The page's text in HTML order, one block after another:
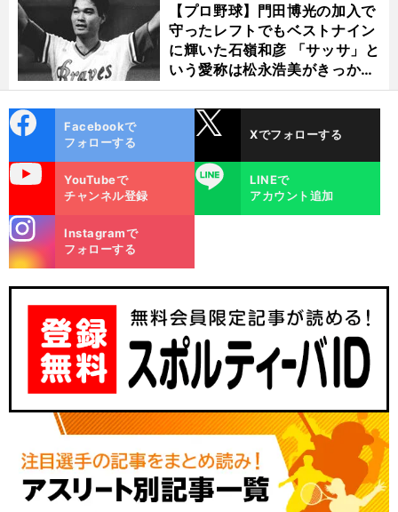
【プロ野球】門田博光の加入で
守ったレフトでもベストナイン
に輝いた石嶺和彦 「サッサ」と
いう愛称は松永浩美がきっか
け？
ok
Facebookで
フォローする
Xでフォローする
YouTubeで
チャンネル登録
LINE
LINEで
アカウント追加
m
Instagramで
フォローする